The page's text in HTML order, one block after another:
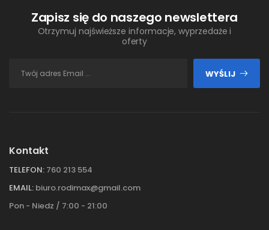
Zapisz się do naszego newslettera
Otrzymuj najświeższe informacje, wyprzedaże i
oferty
WYŚLIJ
Kontakt
TELEFON: 760 213 554
EMAIL: biuro.rodimax@gmail.com
Pon - Niedz / 7:00 - 21:00